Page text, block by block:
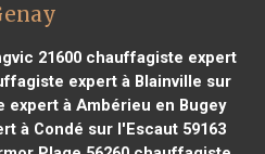
21600 chauffagiste expert
expert à Blainville sur
à Ambérieu en Bugey
à Condé sur l'Escaut 59163